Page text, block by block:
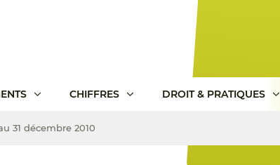
CHIFFRES DROIT & PRATIQUES
31 décembre 2010